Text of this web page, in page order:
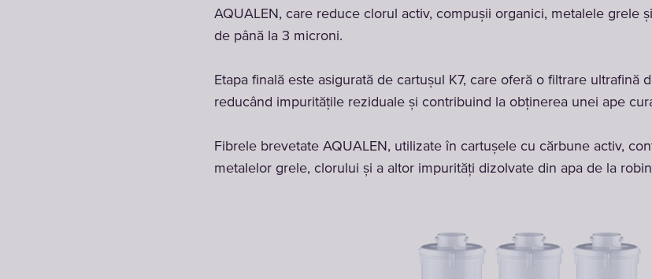
AQUALEN, care reduce clorul activ, compușii organici, metalele grele
de până la 3 microni.
Etapa finală este asigurată de cartușul K7, care oferă o filtrare ultrafină
reducând impuritățile reziduale și contribuind la obținerea unei ape
Fibrele brevetate AQUALEN, utilizate în cartușele cu cărbune activ,
metalelor grele, clorului și a altor impurități dizolvate din apa de la